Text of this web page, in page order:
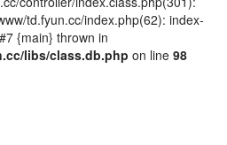
td.fyun.cc/index.php(62): index-
{main} thrown in
libs/class.db.php on line 98